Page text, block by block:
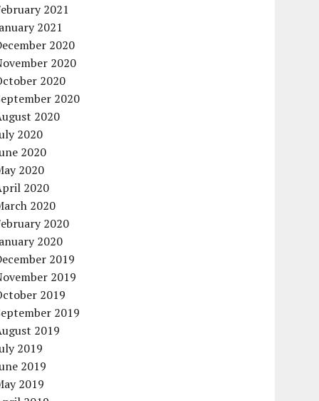
2021
2021
2020
2020
2020
2020
2020
2020
2020
2020
2020
2020
2020
2020
2019
2019
2019
2019
2019
2019
2019
2019